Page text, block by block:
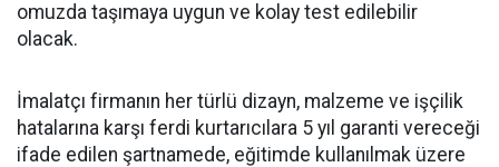
omuzda taşımaya uygun ve kolay test edilebilir
olacak.
İmalatçı firmanın her türlü dizayn, malzeme ve işçilik
hatalarına karşı ferdi kurtarıcılara 5 yıl garanti vereceği
ifade edilen şartnamede, eğitimde kullanılmak üzere